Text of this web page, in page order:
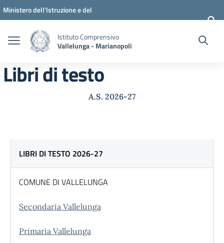
Vai ai contenuti
Vai al menu di navigazione
Vai al footer
Ministero dell'Istruzione e del
Istituto Comprensivo
Vallelunga - Marianopoli
Libri di testo
A.S. 2026-27
LIBRI DI TESTO 2026-27
COMUNE DI VALLELUNGA
Secondaria Vallelunga
Primaria Vallelunga